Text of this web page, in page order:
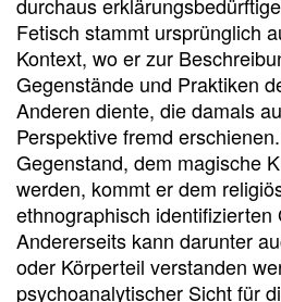
Fetisch stammt ursprünglich
Kontext, wo er zur
Gegenstände und Praktiken
Anderen diente, die damals
Perspektive fremd
Gegenstand, dem magische
werden, kommt er dem
ethnographisch identifizierten
Andererseits kann darunter
oder Körperteil verstanden
psychoanalytischer Sicht für